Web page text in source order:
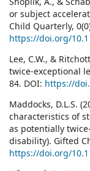
or subject
Child Quarterly,
https://doi.org/
Lee, C.W., &
twice-exceptional
84. DOI: https://
Maddocks, D.L.S.
characteristics of
as potentially
disability). Gifted
https://doi.org/